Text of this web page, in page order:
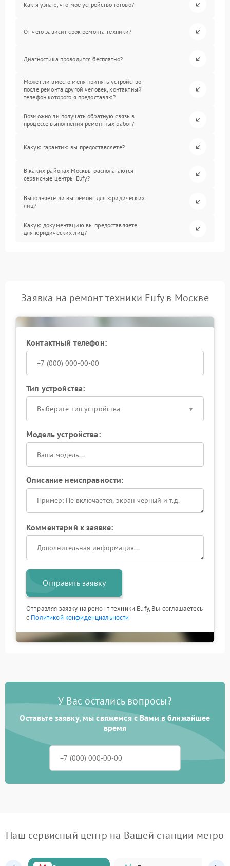
Как я узнаю, что мое устройство готово?
От чего зависит срок ремонта техники?
Диагностика проводится бесплатно?
Может ли вместо меня принять устройство
после ремонта другой человек, контактный
телефон которого я предоставлю?
Возможно ли получать обратную связь в
процессе выполнения ремонтных работ?
Какую гарантию вы предоставляете?
В каких районах Москвы располагаются
сервисные центры Eufy?
Выполняете ли вы ремонт для юридических
лиц?
Какую документацию вы предоставляете
для юридических лиц?
Заявка на ремонт техники Eufy в Москве
Контактный телефон:
Тип устройства:
Выберите тип устройства
Модель устройства:
Описание неисправности:
Комментарий к заявке:
Отправить заявку
Отправляя заявку на ремонт техники Eufy, Вы соглашаетесь
с Политикой конфиденциальности
У Вас остались вопросы?
Оставьте заявку, мы свяжемся с Вами в ближайшее
время
Наш сервисный центр на Вашей станции метро